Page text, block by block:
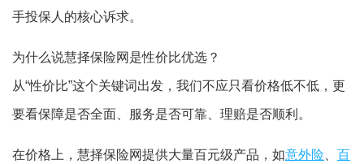
手投保人的核心诉求。
为什么说慧择保险网是性价比优选？
从“性价比”这个关键词出发，我们不应只看价格低不低，更
要看保障是否全面、服务是否可靠、理赔是否顺利。
在价格上，慧择保险网提供大量百元级产品，如意外险 百